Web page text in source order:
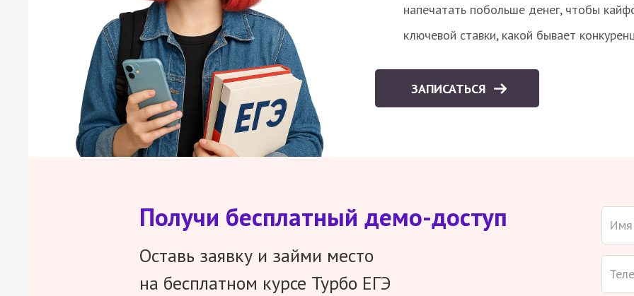
напечатать побольше денег, чтобы
ключевой ставки, какой бывает
ЗАПИСАТЬСЯ
Получи бесплатный демо-доступ
Оставь заявку и займи место
на бесплатном курсе Турбо ЕГЭ